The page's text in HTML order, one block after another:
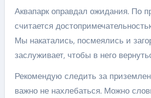
Аквапарк оправдал ожидания. По
считается
Мы накатались, посмеялись и
заслуживает, чтобы в него
Рекомендую следить за
важно не нахлебаться. Можно